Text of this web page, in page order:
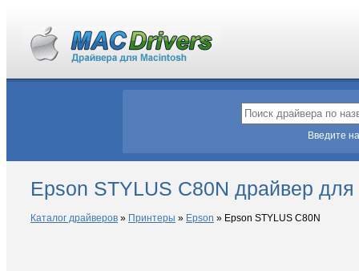
Введите
Epson STYLUS C80N драйвер
Каталог драйверов » Принтеры » Epson » Epson STYLUS C80N